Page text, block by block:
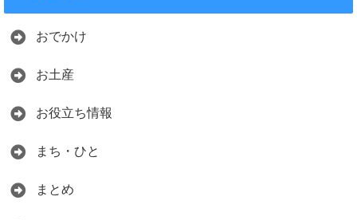
おでかけ
お土産
お役立ち情報
まち・ひと
まとめ